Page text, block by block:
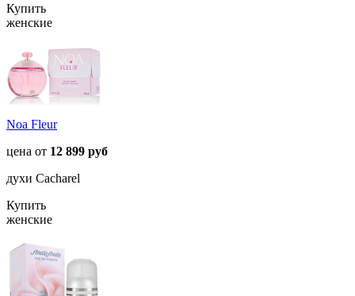
Купить
женские
Noa Fleur
цена от 12 899 руб
духи Cacharel
Купить
женские